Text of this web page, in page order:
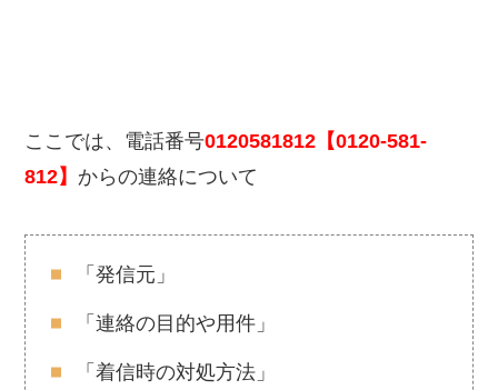
ここでは、電話番号0120581812【0120-581-
812】 からの連絡について
「発信元」
「連絡の目的や用件」
「着信時の対処方法」